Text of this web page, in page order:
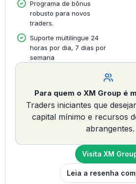
Programa de bônus
robusto para novos
traders.
Suporte multilíngue 24
horas por dia, 7 dias por
semana
Para quem o XM Group é
Traders iniciantes que
capital mínimo e recursos
abrangentes.
Visita XM
Leia a resenha